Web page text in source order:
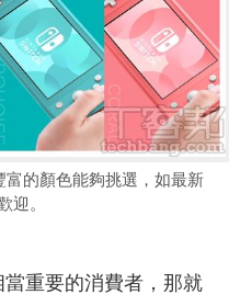
富的顏色能夠挑選，如最新
迎。
重要的消費者，那就